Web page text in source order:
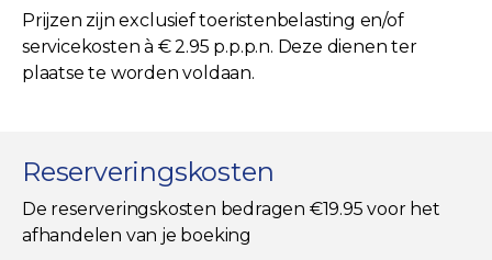
Prijzen zijn exclusief toeristenbelasting en/of
servicekosten à € 2.95 p.p.p.n. Deze dienen ter
plaatse te worden voldaan.
Reserveringskosten
De reserveringskosten bedragen €19.95 voor het
afhandelen van je boeking